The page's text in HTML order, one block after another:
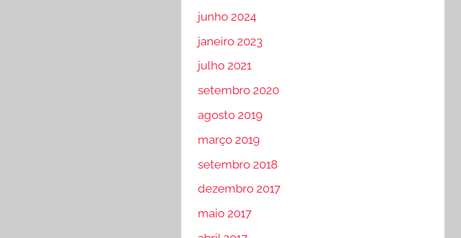
junho 2024
janeiro 2023
julho 2021
setembro 2020
agosto 2019
março 2019
setembro 2018
dezembro 2017
maio 2017